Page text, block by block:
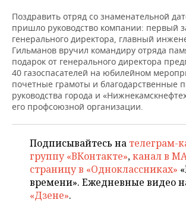
Поздравить отряд со знаменательной
пришло руководство компании: первый
генерального директора, главный
Гильманов вручил командиру отряда
подарок от генерального директора
40 газоспасателей на юбилейном
почетные грамоты и благодарственные
руководства города и
его профсоюзной организации.
Подписывайтесь на телеграм-
группу «ВКонтакте»,канал в
страницу в «Одноклассниках»
времени». Ежедневные видео
«Дзене».